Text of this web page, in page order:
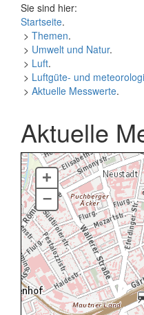
Sie sind hier:
Startseite.
> Themen.
> Umwelt und Natur.
> Luft.
> Luftgüte- und
> Aktuelle Messwerte.
Aktuelle
+
–